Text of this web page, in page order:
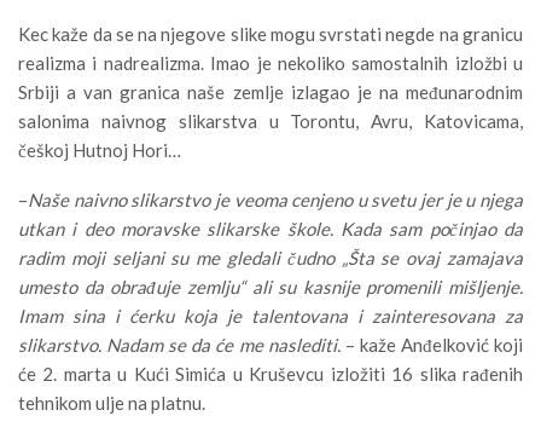
Kec kaže da se na njegove slike mogu svrstati negde na granicu
realizma i nadrealizma. Imao je nekoliko samostalnih izložbi u
Srbiji a van granica naše zemlje izlagao je na međunarodnim
salonima naivnog slikarstva u Torontu, Avru, Katovicama,
češkoj Hutnoj Hori…
–Naše naivno slikarstvo je veoma cenjeno u svetu jer je u njega
utkan i deo moravske slikarske škole. Kada sam počinjao da
radim moji seljani su me gledali čudno „Šta se ovaj zamajava
umesto da obrađuje zemlju“ ali su kasnije promenili mišljenje.
Imam sina i ćerku koja je talentovana i zainteresovana za
slikarstvo. Nadam se da će me naslediti.– kaže Anđelković koji
će 2. marta u Kući Simića u Kruševcu izložiti 16 slika rađenih
tehnikom ulje na platnu.